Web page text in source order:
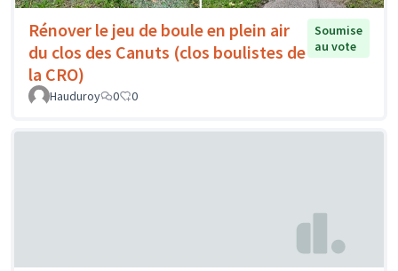
Rénover le jeu de boule en plein air
du clos des Canuts (clos boulistes de
la CRO)
Soumise
au vote
Hauduroy 0 0